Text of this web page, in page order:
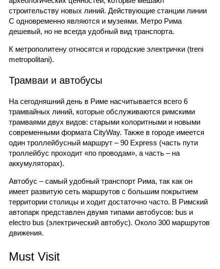
строительству новых линий. Действующие станции линии
С одновременно являются и музеями. Метро Рима
дешевый, но не всегда удобный вид транспорта.
К метрополитену относятся и городские электрички (treni
metropolitani).
Трамваи и автобусы
На сегодняшний день в Риме насчитывается всего 6
трамвайных линий, которые обслуживаются римскими
трамваями двух видов: старыми колоритными и новыми
современными формата CityWay. Также в городе имеется
один троллейбусный маршрут – 90 Express (часть пути
троллейбус проходит «по проводам», а часть – на
аккумуляторах).
Автобус – самый удобный транспорт Рима, так как он
имеет развитую сеть маршрутов с большим покрытием
территории столицы и ходит достаточно часто. В Римский
автопарк представлен двумя типами автобусов: bus и
electro bus (электрический автобус). Около 300 маршрутов
движения.
Must Visit